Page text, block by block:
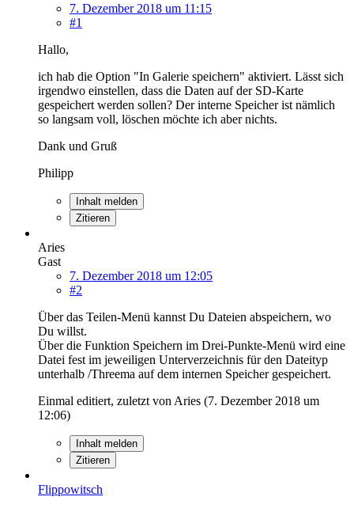
7. Dezember 2018 um 11:15
#1
Hallo,
ich hab die Option "In Galerie speichern" aktiviert. Lässt sich
irgendwo einstellen, dass die Daten auf der SD-Karte
gespeichert werden sollen? Der interne Speicher ist nämlich
so langsam voll, löschen möchte ich aber nichts.
Dank und Gruß
Philipp
Inhalt melden
Zitieren
Aries
Gast
7. Dezember 2018 um 12:05
#2
Über das Teilen-Menü kannst Du Dateien abspeichern, wo
Du willst.
Über die Funktion Speichern im Drei-Punkte-Menü wird eine
Datei fest im jeweiligen Unterverzeichnis für den Dateityp
unterhalb /Threema auf dem internen Speicher gespeichert.
Einmal editiert, zuletzt von Aries (7. Dezember 2018 um
12:06)
Inhalt melden
Zitieren
Flippowitsch